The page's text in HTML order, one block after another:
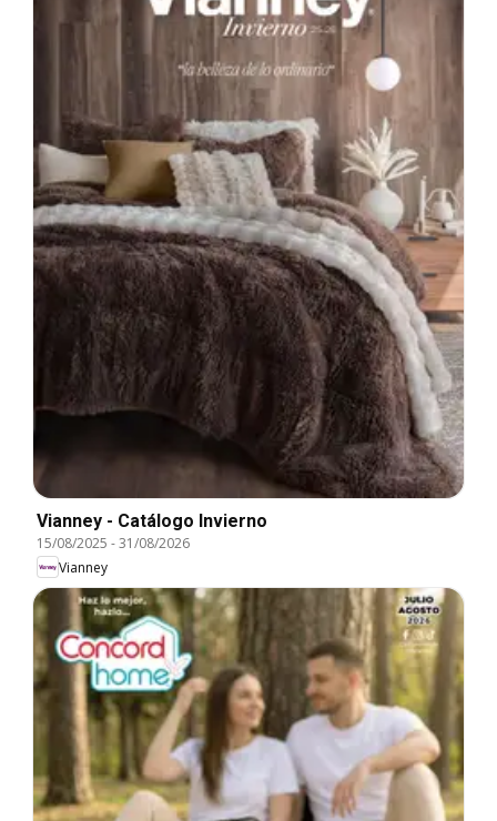
Vianney - Catálogo Invierno
15/08/2025 -31/08/2026
Vianney